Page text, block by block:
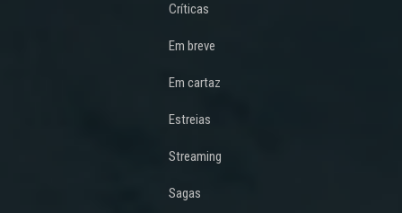
Críticas
Em breve
Em cartaz
Estreias
Streaming
Sagas